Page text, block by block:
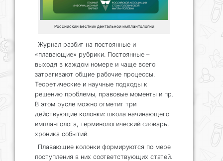
Российский вестник дентальной имплантологии
Журнал разбит на постоянные и
«плавающие» рубрики. Постоянные –
выходя в каждом номере и чаще всего
затрагивают общие рабочие процессы.
Теоретические и научные подходы к
решению проблемы, правовые моменты и пр.
В этом русле можно отметит три
действующие колонки: школа начинающего
имплантолога, терминологический словарь,
хроника событий.
Плавающие колонки формируются по мере
поступления в них соответствующих статей.